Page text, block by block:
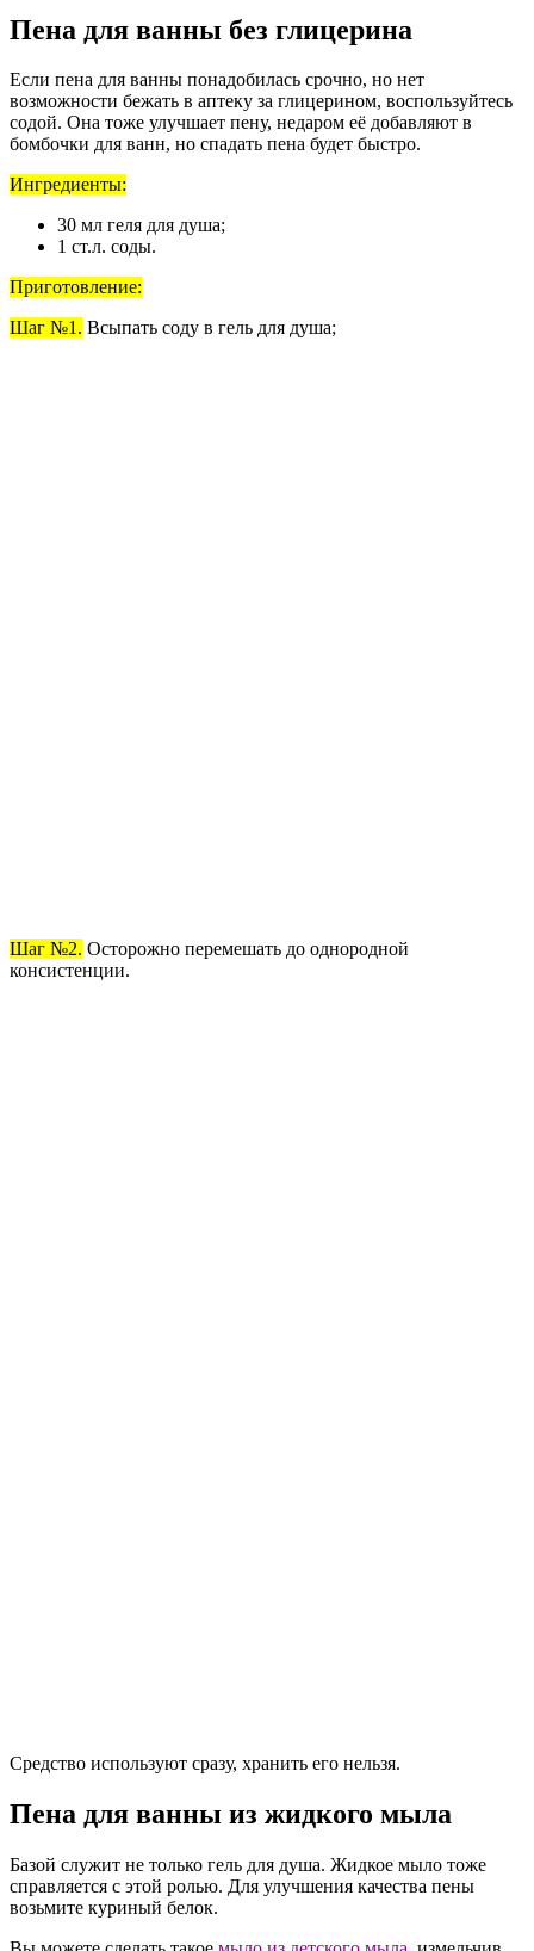
Пена для ванны без глицерина
Если пена для ванны понадобилась срочно, но нет
возможности бежать в аптеку за глицерином, воспользуйтесь
содой. Она тоже улучшает пену, недаром её добавляют в
бомбочки для ванн, но спадать пена будет быстро.
Ингредиенты:
30 мл геля для душа;
1 ст.л. соды.
Приготовление:
Шаг №1. Всыпать соду в гель для душа;
Шаг №2. Осторожно перемешать до однородной
консистенции.
Средство используют сразу, хранить его нельзя.
Пена для ванны из жидкого мыла
Базой служит не только гель для душа. Жидкое мыло тоже
справляется с этой ролью. Для улучшения качества пены
возьмите куриный белок.